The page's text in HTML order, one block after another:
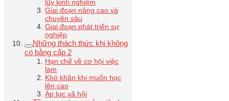
lũy kinh nghiệm
Giai đoạn nâng cao và
chuyên sâu
Giai đoạn phát triển sự
nghiệp
Những thách thức khi không
có bằng cấp 2
Hạn chế về cơ hội việc
làm
Khó khăn khi muốn học
lên cao
Áp lực xã hội